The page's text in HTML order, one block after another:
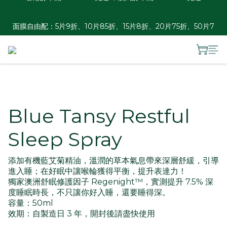
折
Blue Tansy Restful
Sleep Spray
添加有機藍艾菊精油，溫潤的草本氣息帶來深層舒緩，引導
進入睡；在好眠中讓喉輪獲得平衡，提升表達力！​
獨家澳洲舒眠修護因子 Regenight™，實測提升 7.5% 深
度睡眠時長，不只讓你好入睡，還要睡得深。
容量：50ml​
效期：自製造日 3 年，開封後請盡快使用